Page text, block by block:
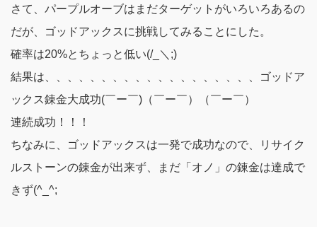
さて、パープルオーブはまだターゲットがいろいろあるの
だが、ゴッドアックスに挑戦してみることにした。
確率は20%とちょっと低い(/_＼;)
結果は、、、、、、、、、、、、、、、、、、、
ゴッドア
ックス錬金大成功(￣ー￣)（￣ー￣）（￣ー￣）
連続成功！！！
ちなみに、ゴッドアックスは一発で成功なので、リサイク
ルストーンの錬金が出来ず、まだ「オノ」の錬金は達成で
きず(^_^;